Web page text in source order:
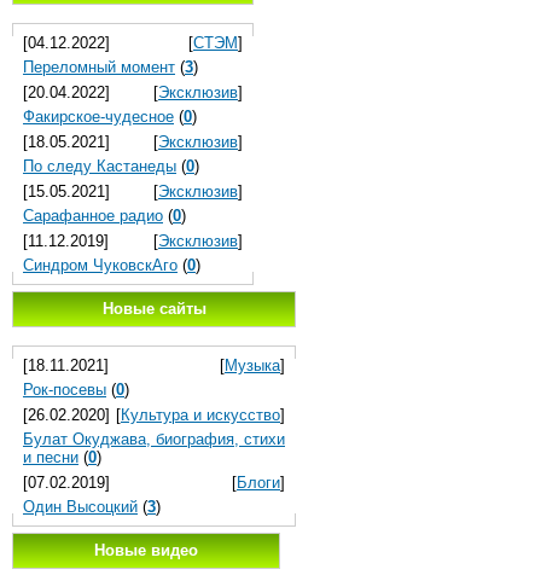
[04.12.2022] [СТЭМ]
Переломный момент (3)
[20.04.2022]
[Эксклюзив]
Факирское-чудесное (0)
[18.05.2021]
[Эксклюзив]
По следу Кастанеды (0)
[15.05.2021]
[Эксклюзив]
Сарафанное радио (0)
[11.12.2019]
[Эксклюзив]
Синдром ЧуковскАго (0)
Новые сайты
[18.11.2021] [Музыка]
Рок-посевы (0)
[26.02.2020] [Культура и искусство]
Булат Окуджава, биография, стихи
и песни (0)
[07.02.2019]
[Блоги]
Один Высоцкий (3)
Новые видео